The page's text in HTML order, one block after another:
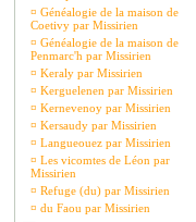
¤ Généalogie de la maison de
Coetivy par Missirien
¤ Généalogie de la maison de
Penmarc'h par Missirien
¤ Keraly par Missirien
¤ Kerguelenen par Missirien
¤ Kernevenoy par Missirien
¤ Kersaudy par Missirien
¤ Langueouez par Missirien
¤ Les vicomtes de Léon par
Missirien
¤ Refuge (du) par Missirien
¤ du Faou par Missirien